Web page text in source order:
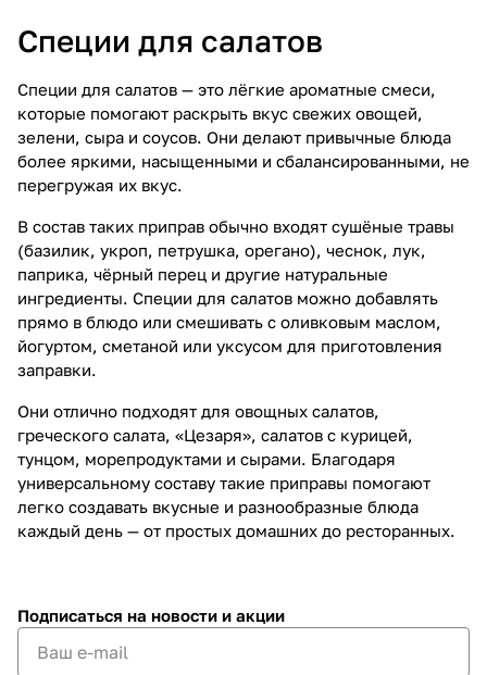
Специи для салатов
Специи для салатов — это лёгкие ароматные смеси,
которые помогают раскрыть вкус свежих овощей,
зелени, сыра и соусов. Они делают привычные блюда
более яркими, насыщенными и сбалансированными, не
перегружая их вкус.
В состав таких приправ обычно входят сушёные травы
(базилик, укроп, петрушка, орегано), чеснок, лук,
паприка, чёрный перец и другие натуральные
ингредиенты. Специи для салатов можно добавлять
прямо в блюдо или смешивать с оливковым маслом,
йогуртом, сметаной или уксусом для приготовления
заправки.
Они отлично подходят для овощных салатов,
греческого салата, «Цезаря», салатов с курицей,
тунцом, морепродуктами и сырами. Благодаря
универсальному составу такие приправы помогают
легко создавать вкусные и разнообразные блюда
каждый день — от простых домашних до ресторанных.
Подписаться на новости и акции